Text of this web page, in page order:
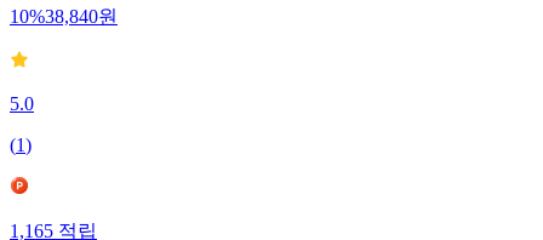
10%38,840원
5.0
(1)
1,165 적립